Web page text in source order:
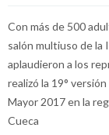
Con más de 500
salón multiuso de la
aplaudieron a los
realizó la 19°
Mayor 2017 en la
Cueca